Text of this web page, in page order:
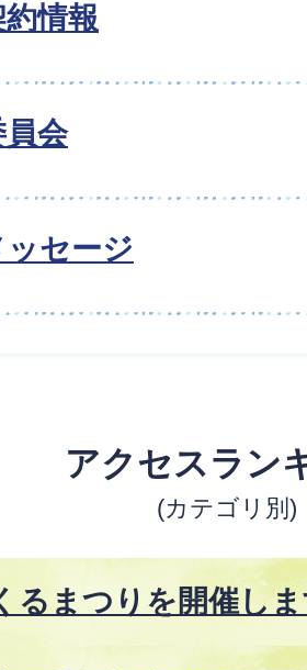
情報
会
ッセージ
アクセスラン
(カテゴリ別)
るまつりを開催し